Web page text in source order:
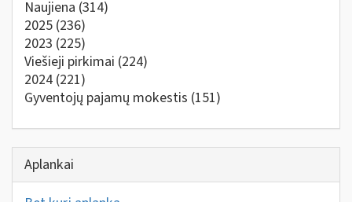
Naujiena (314)
2025 (236)
2023 (225)
Viešieji pirkimai (224)
2024 (221)
Gyventojų pajamų mokestis (151)
Aplankai